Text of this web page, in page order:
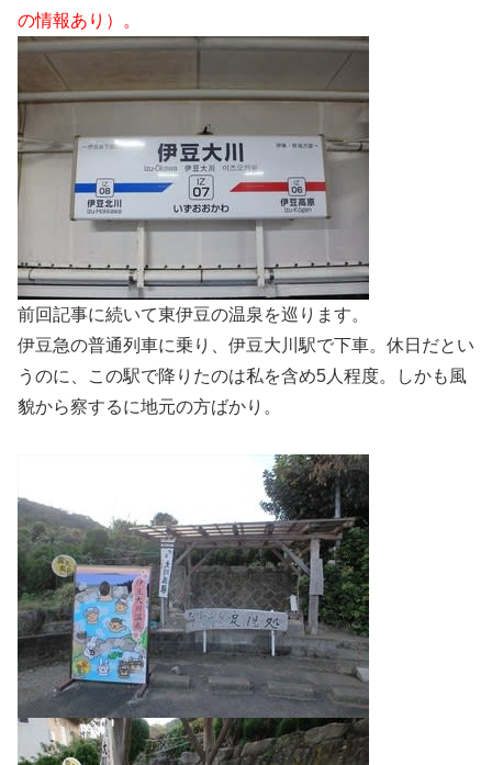
の情報あり）。
前回記事に続いて東伊豆の温泉を巡ります。
伊豆急の普通列車に乗り、伊豆大川駅で下車。休日だとい
うのに、この駅で降りたのは私を含め5人程度。しかも風
貌から察するに地元の方ばかり。